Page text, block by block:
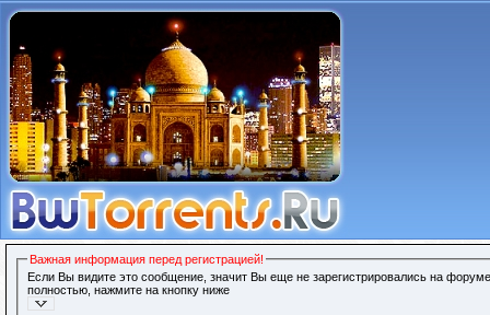
Важная информация перед регистрацией!
Если Вы видите это сообщение, значит Вы еще не зарегистрировались на
полностью, нажмите на кнопку ниже